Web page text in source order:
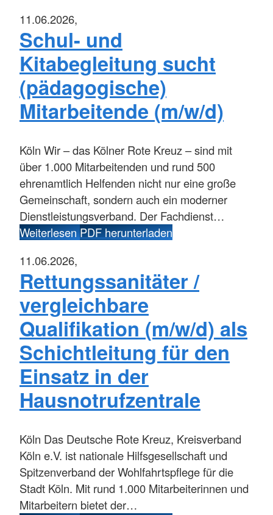
11.06.2026,
Schul- und
Kitabegleitung sucht
(pädagogische)
Mitarbeitende (m/w/d)
Köln Wir – das Kölner Rote Kreuz – sind mit
über 1.000 Mitarbeitenden und rund 500
ehrenamtlich Helfenden nicht nur eine große
Gemeinschaft, sondern auch ein moderner
Dienstleistungsverband. Der Fachdienst…
WeiterlesenPDF herunterladen
11.06.2026,
Rettungssanitäter /
vergleichbare
Qualifikation (m/w/d) als
Schichtleitung für den
Einsatz in der
Hausnotrufzentrale
Köln Das Deutsche Rote Kreuz, Kreisverband
Köln e.V. ist nationale Hilfsgesellschaft und
Spitzenverband der Wohlfahrtspflege für die
Stadt Köln. Mit rund 1.000 Mitarbeiterinnen und
Mitarbeitern bietet der…